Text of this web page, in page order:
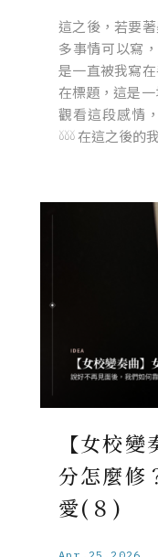
這之後，若要
多事情可以寫
是一直被我寫
在標題，這是
觀看這段感情
𓍱𓍱𓍱 在這之後
【女校
分怎麼修
愛(８)